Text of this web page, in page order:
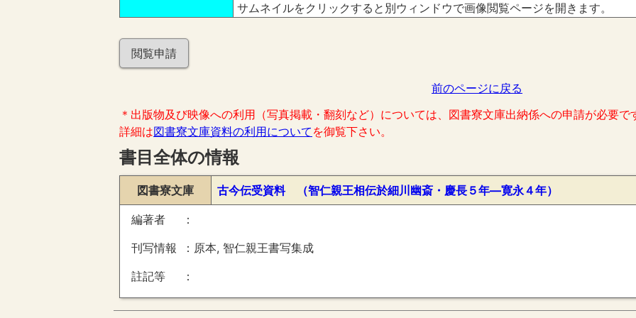
サムネイルをクリックすると別ウィンドウで画像閲覧ページを開きます。
閲覧申請
前のページに戻る
＊出版物及び映像への利用（写真掲載・翻刻など）については、図書寮文庫出納係への申請が必要で
詳細は図書寮文庫資料の利用について を御覧下さい。
書目全体の情報
図書寮文庫 古今伝受資料 （智仁親王相伝於細川幽斎・慶長５年―寛永４年）
編著者
刊写情報
原本, 智仁親王書写集成
註記等